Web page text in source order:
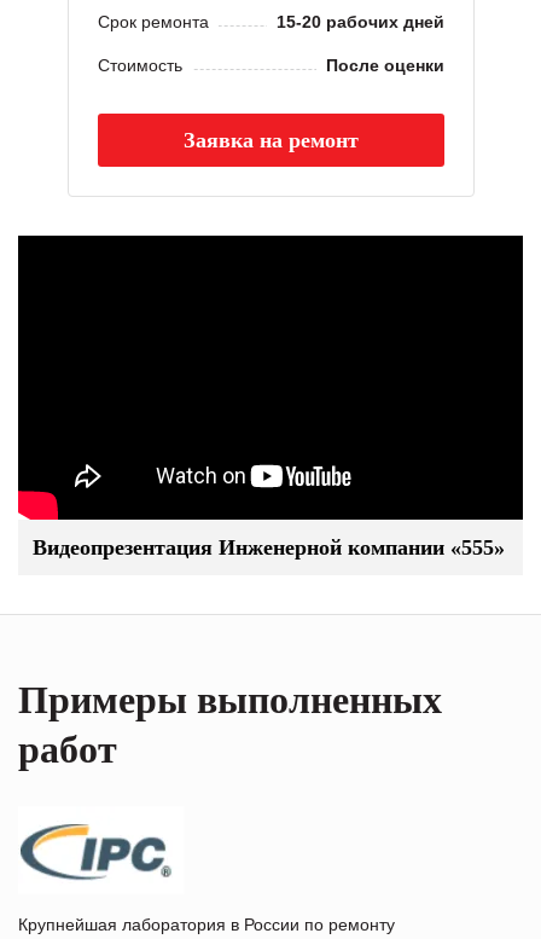
Срок ремонта 15-20 рабочих дней
Стоимость После оценки
Заявка на ремонт
Видеопрезентация Инженерной компании «555»
Примеры выполненных
работ
Крупнейшая лаборатория в России по ремонту